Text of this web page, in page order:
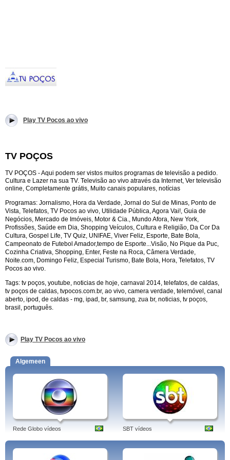
Play TV Pocos ao vivo
TV POÇOS
TV POÇOS - Aqui podem ser vistos muitos programas de televisão a pedido.
Cultura e Lazer na sua TV. Televisão ao vivo através da Internet, Ver televisão
online, Completamente grátis, Muito canais populares, notícias
Programas: Jornalismo, Hora da Verdade, Jornal do Sul de Minas, Ponto de
Vista, Telefatos, TV Pocos ao vivo, Utilidade Pública, Agora Vai!, Guia de
Negócios, Mercado de Imóveis, Motor & Cia., Mundo Afora, New York,
Profissões, Saúde em Dia, Shopping Veículos, Cultura e Religião, Da Cor Da
Cultura, Gospel Life, TV Quiz, UNIFAE, Viver Feliz, Esporte, Bate Bola,
Campeonato de Futebol Amador,tempo de Esporte...Visão, No Pique da Puc,
Cozinha Criativa, Shopping, Enter, Feste na Roca, Câmera Verdade,
Noite.com, Domingo Feliz, Especial Turismo, Bate Bola, Hora, Telefatos, TV
Pocos ao vivo.
Tags: tv poços, youtube, noticias de hoje, carnaval 2014, telefatos, de caldas,
tv poços de caldas, tvpocos.com.br, ao vivo, camera verdade, telemóvel, canal
aberto, ipod, de caldas - mg, ipad, br, samsung, zua br, noticias, tv poços,
brasil, português.
Play TV Pocos ao vivo
Algemeen
Rede Globo vídeos SBT vídeos